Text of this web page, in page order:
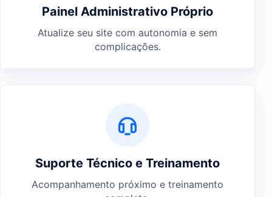
Painel Administrativo Próprio
Atualize seu site com autonomia e sem
complicações.
Suporte Técnico e Treinamento
Acompanhamento próximo e treinamento